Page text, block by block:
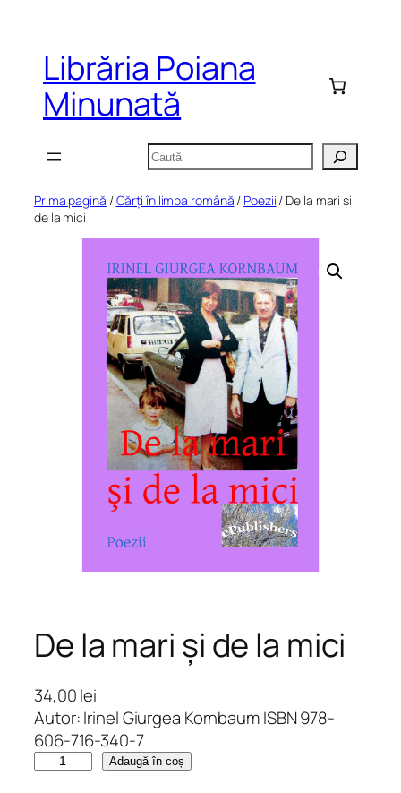
conținutLibrăria Poiana
Minunată
Caută
Prima pagină /Cărți în limba română / Poezii / De la mari și
de la mici
De la mari și de la mici
34,00lei
Autor: Irinel Giurgea Kornbaum ISBN 978-
606-716-340-7
Adaugă în coș